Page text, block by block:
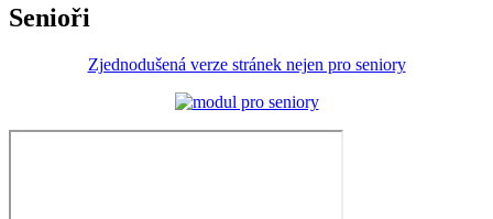
Senioři
Zjednodušená verze stránek nejen pro seniory